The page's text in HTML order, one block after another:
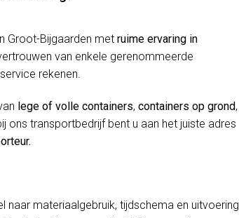
Groot-Bijgaarden metruime ervaring in
van enkele gerenommeerde
rekenen.
lege of volle containers,containers op grond,
ons transportbedrijf bent u aan het juiste adres
naar materiaalgebruik, tijdschema en uitvoering